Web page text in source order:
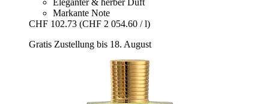
Markante Note
CHF 102.73 (CHF 2 054.60 / l)
Gratis Zustellung bis 18. August